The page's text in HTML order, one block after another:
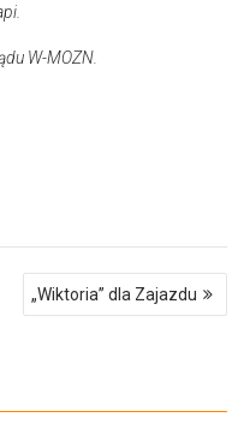
W-MOZN.
„Wiktoria” dla Zajazdu